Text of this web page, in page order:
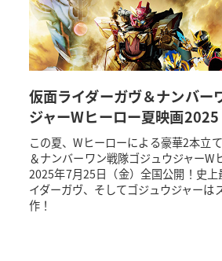
仮面ライダーガヴ＆ナンバー
ジャーWヒーロー夏映画2025
この夏、Wヒーローによる豪華2本立
＆ナンバーワン戦隊ゴジュウジャーW
2025年7月25日（金）全国公開！史
イダーガヴ、そしてゴジュウジャーは
作！